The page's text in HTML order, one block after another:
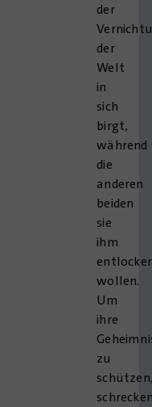
der
der
Welt
in
sich
birgt,
während
die
anderen
beiden
sie
ihm
wollen.
Um
ihre
zu